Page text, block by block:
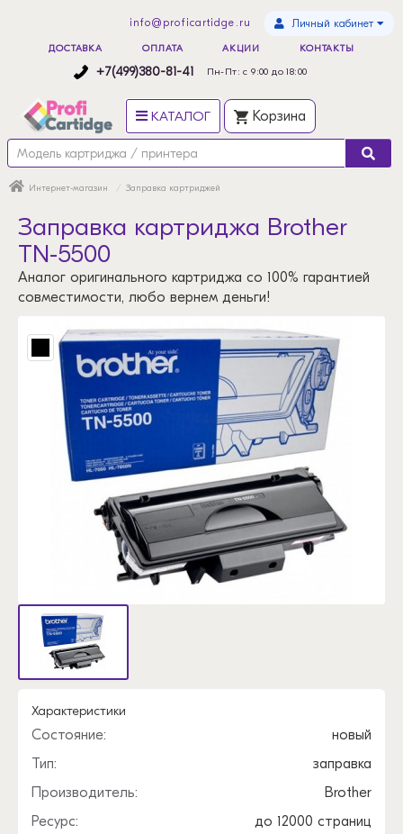
info@proficartidge.ru Личный кабинет
ДОСТАВКА ОПЛАТА АКЦИИ КОНТАКТЫ
+7(499)380-81-41 Пн-Пт: с 9:00 до 18:00
КАТАЛОГ Корзина
Интернет-магазин Заправка картриджей
Заправка картриджа Brother
TN-5500
Аналог оригинального картриджа со 100% гарантией
совместимости, любо вернем деньги!
Характеристики
Состояние:
новый
Тип:
заправка
Производитель:
Brother
Ресурс:
до 12000 страниц